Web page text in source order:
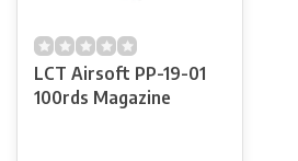
LCT Airsoft PP-19-01
100rds Magazine